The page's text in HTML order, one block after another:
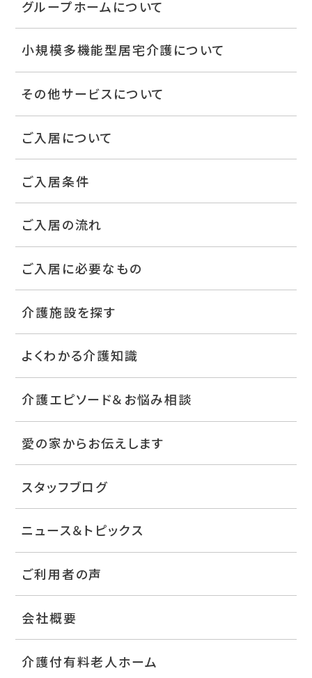
グループホームについて
小規模多機能型居宅介護について
その他サービスについて
ご入居について
ご入居条件
ご入居の流れ
ご入居に必要なもの
介護施設を探す
よくわかる介護知識
介護エピソード＆お悩み相談
愛の家からお伝えします
スタッフブログ
ニュース＆トピックス
ご利用者の声
会社概要
介護付有料老人ホーム